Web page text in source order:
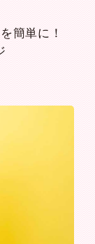
を簡単に！